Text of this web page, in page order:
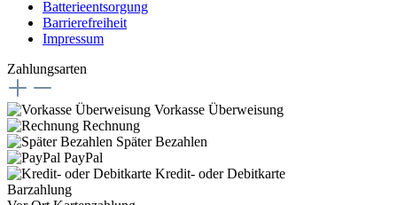
Batterieentsorgung
Barrierefreiheit
Impressum
Zahlungsarten
Vorkasse Überweisung
Rechnung
Später Bezahlen
PayPal
Kredit- oder Debitkarte
Barzahlung